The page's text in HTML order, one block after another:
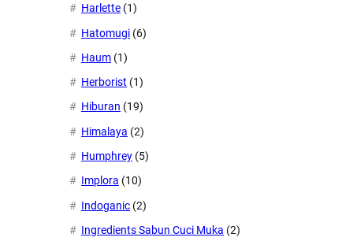
Harlette (1)
Hatomugi (6)
Haum (1)
Herborist (1)
Hiburan (19)
Himalaya (2)
Humphrey (5)
Implora (10)
Indoganic (2)
Ingredients Sabun Cuci Muka (2)